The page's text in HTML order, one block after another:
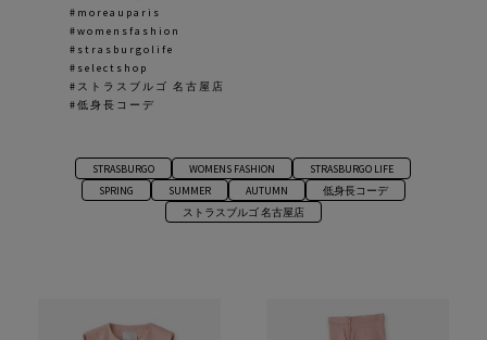
#moreauparis
#womensfashion
#strasburgolife
#selectshop
#ストラスブルゴ 名古屋店
#低身長コーデ
STRASBURGO WOMENS FASHION
STRASBURGO LIFE
SPRING
SUMMER AUTUMN
低身長コーデ
ストラスブルゴ 名古屋店